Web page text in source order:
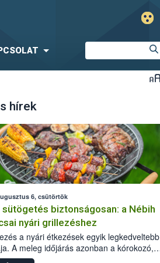
hírek
6, csütörtök
sütögetés biztonságosan: a Nébih
nyári grillezéshez
a nyári étkezések egyik legkedveltebb
A meleg időjárás azonban a kórokozó,
okozó baktériumok gyorsabb